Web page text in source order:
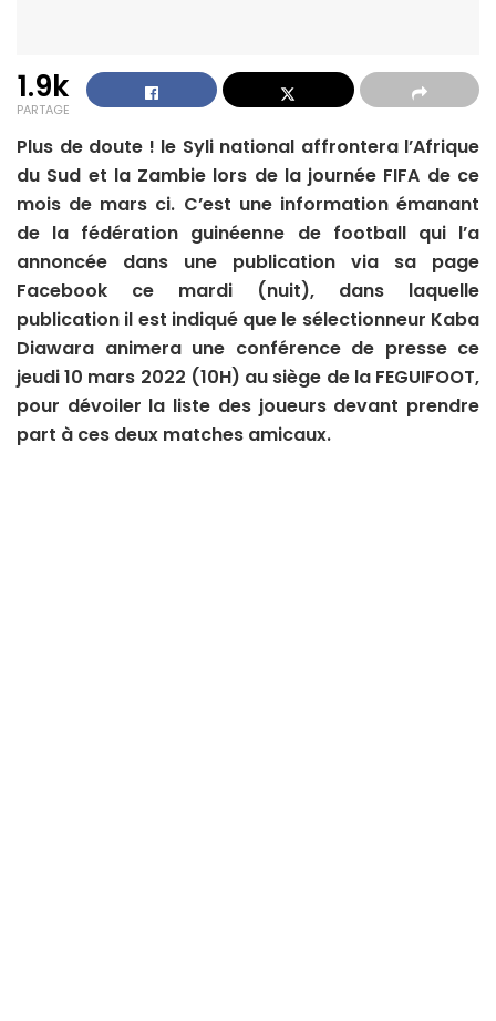
1.9k
PARTAGE
Plus de doute ! le Syli national affrontera l’Afrique
du Sud et la Zambie lors de la journée FIFA de ce
mois de mars ci. C’est une information émanant
de la fédération guinéenne de football qui l’a
annoncée dans une publication via sa page
Facebook ce mardi (nuit), dans laquelle
publication il est indiqué que le sélectionneur Kaba
Diawara animera une conférence de presse ce
jeudi 10 mars 2022 (10H) au siège de la FEGUIFOOT,
pour dévoiler la liste des joueurs devant prendre
part à ces deux matches amicaux.